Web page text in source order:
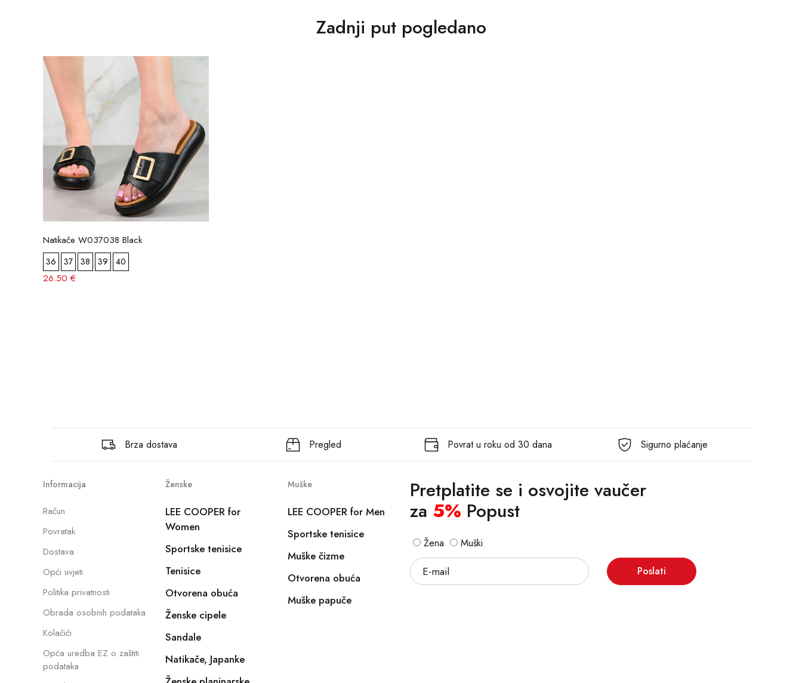
Zadnji put pogledano
Natikače W037038 Black
36 37 38 39 40
26.50 €
Brza dostava Pregled Povrat u roku od 30 dana Sigurno plaćanje
Informacija
Račun
Povratak
Dostava
Opći uvjeti
Politika privatnosti
Obrada osobnih podataka
Kolačići
Opća uredba EZ o zaštiti
podataka
Ženske
LEE COOPER for
Women
Sportske tenisice
Tenisice
Otvorena obuća
Ženske cipele
Sandale
Natikače, Japanke
Muške
LEE COOPER for Men
Sportske tenisice
Muške čizme
Otvorena obuća
Muške papuče
Pretplatite se i osvojite vaučer
za 5% Popust
Žena Muški
Poslati